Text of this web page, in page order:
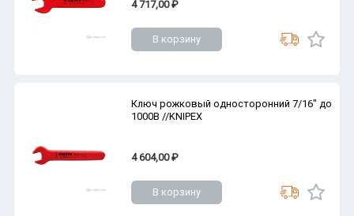
4 717,00 ₽
В корзину
Ключ рожковый односторонний 7/16" до
1000В //KNIPEX
4 604,00 ₽
В корзину